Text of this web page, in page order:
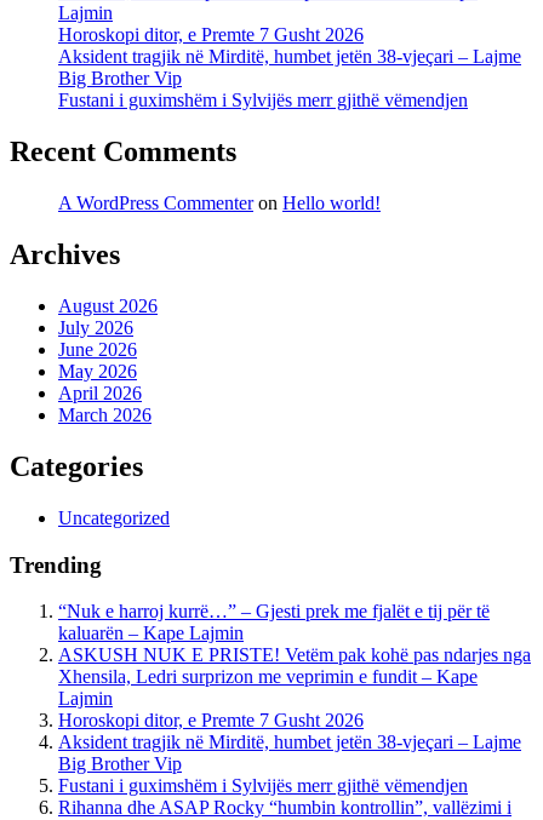
Lajmin
Horoskopi ditor, e Premte 7 Gusht 2026
Aksident tragjik në Mirditë, humbet jetën 38-vjeçari – Lajme
Big Brother Vip
Fustani i guximshëm i Sylvijës merr gjithë vëmendjen
Recent Comments
A WordPress Commenteron Hello world!
Archives
August 2026
July 2026
June 2026
May 2026
April 2026
March 2026
Categories
Uncategorized
Trending
“Nuk e harroj kurrë…” – Gjesti prek me fjalët e tij për të
kaluarën – Kape Lajmin
ASKUSH NUK E PRISTE! Vetëm pak kohë pas ndarjes nga
Xhensila, Ledri surprizon me veprimin e fundit – Kape
Lajmin
Horoskopi ditor, e Premte 7 Gusht 2026
Aksident tragjik në Mirditë, humbet jetën 38-vjeçari – Lajme
Big Brother Vip
Fustani i guximshëm i Sylvijës merr gjithë vëmendjen
Rihanna dhe ASAP Rocky “humbin kontrollin”, vallëzimi i